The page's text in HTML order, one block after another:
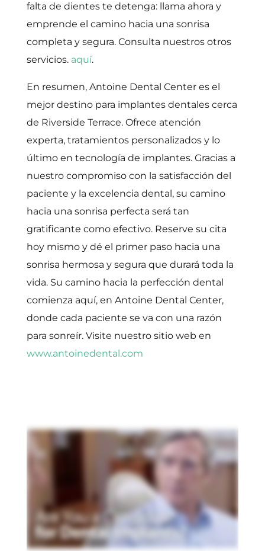
falta de dientes te detenga: llama ahora y
emprende el camino hacia una sonrisa
completa y segura. Consulta nuestros otros
servicios. aquí.
En resumen, Antoine Dental Center es el
mejor destino para implantes dentales cerca
de Riverside Terrace. Ofrece atención
experta, tratamientos personalizados y lo
último en tecnología de implantes. Gracias a
nuestro compromiso con la satisfacción del
paciente y la excelencia dental, su camino
hacia una sonrisa perfecta será tan
gratificante como efectivo. Reserve su cita
hoy mismo y dé el primer paso hacia una
sonrisa hermosa y segura que durará toda la
vida. Su camino hacia la perfección dental
comienza aquí, en Antoine Dental Center,
donde cada paciente se va con una razón
para sonreír. Visite nuestro sitio web en
www.antoinedental.com